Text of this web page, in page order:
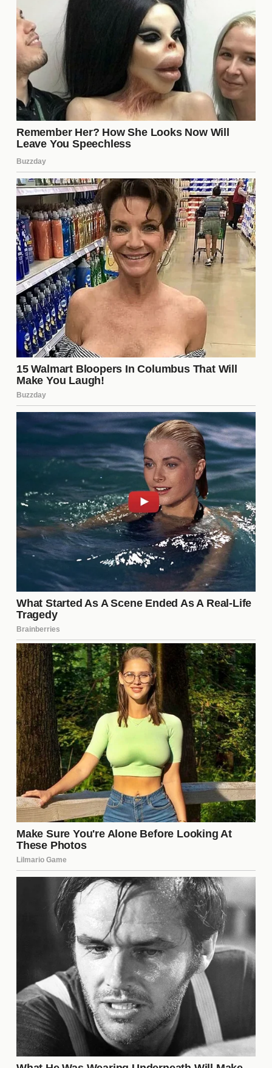
valiosa experiencia que le servirá en futuros
combates. Este enfrentamiento no solo fue un hito
en sus carreras, sino que también les enseñó la
importancia de la resiliencia y la adaptación en un
deporte tan competitivo. El aprendizaje constante
es clave para el éxito en el boxeo, y ambos están en
el camino correcto para seguir mejorando.
¿Cuál fue el resultado final de la
pelea?
El resultado final del combate entre Gervonta Davis
y Hector Luis Garcia fue una victoria por TKO a
favor de Davis. Este desenlace se produjo en la
ronda decisiva, donde un potente golpe dejó a
Garcia incapacitado para continuar. La victoria de
Davis consolidó su posición como uno de los
mejores boxeadores en su categoría y generó un
gran revuelo entre los aficionados.
¿Qué habilidades destacaron en
Gervonta Davis durante la
pelea?
Durante el combate, Gervonta Davis mostró una
combinación impresionante de habilidades. Su
poder de nocautfue evidente, pero también
destacó suvelocidadycapacidad de adaptación
a las estrategias de Garcia. Davis utilizó su agilidad
para esquivar golpes y contraatacar en el momento
adecuado, lo que le permitió controlar el ritmo de la
pelea. Esta mezcla de habilidades lo convierte en
un rival formidable en el ring.
¿Cómo afectó la derrota a
Hector Luis Garcia?
A pesar de la derrota, Hector Luis Garcia demostró
una gran tenacidad y habilidades en el ring. La
experiencia adquirida en este combate es
invaluable para su desarrollo como boxeador.
Aunque la derrota puede ser desalentadora,
también le brinda la oportunidad de aprender y
mejorar en futuras peleas. Garcia tiene la capacidad
de regresar más fuerte, y esta experiencia puede
ser un impulso para su carrera.
¿Dónde se puede ver el resumen
de la pelea?
El resumen de la pelea entre Gervonta Davis y
Hector Luis Garcia está disponible en varias
plataformas de video y sitios web deportivos.
Muchos canales de deportes ofrecenhighlightsde
la pelea, donde se pueden ver los momentos más
emocionantes y el nocaut decisivo. También es
posible encontrar análisis detallados y comentarios
de expertos que desglosan la pelea, lo que
proporciona una visión más profunda de lo
sucedido en el ring.